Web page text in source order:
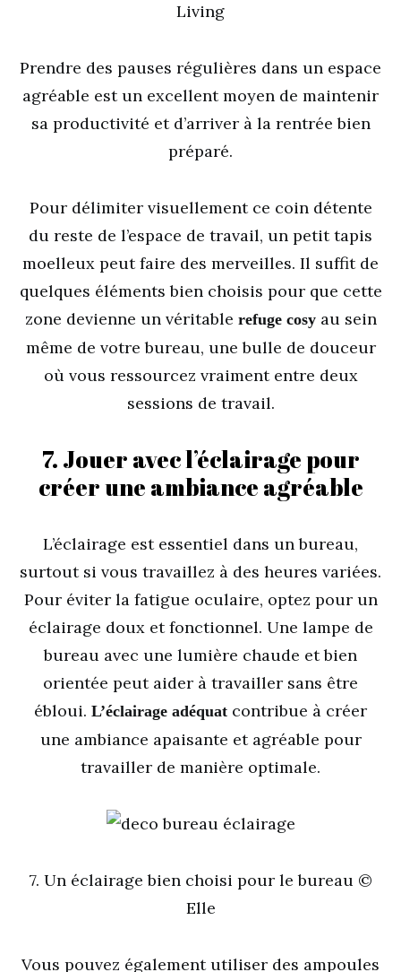
Living
Prendre des pauses régulières dans un espace
agréable est un excellent moyen de maintenir
sa productivité et d’arriver à la rentrée bien
préparé.
Pour délimiter visuellement ce coin détente
du reste de l’espace de travail, un petit tapis
moelleux peut faire des merveilles. Il suffit de
quelques éléments bien choisis pour que cette
zone devienne un véritable refuge cosyau sein
même de votre bureau, une bulle de douceur
où vous ressourcez vraiment entre deux
sessions de travail.
7. Jouer avec l’éclairage pour
créer une ambiance agréable
L’éclairage est essentiel dans un bureau,
surtout si vous travaillez à des heures variées.
Pour éviter la fatigue oculaire, optez pour un
éclairage doux et fonctionnel. Une lampe de
bureau avec une lumière chaude et bien
orientée peut aider à travailler sans être
ébloui. L’éclairage adéquat contribue à créer
une ambiance apaisante et agréable pour
travailler de manière optimale.
7. Un éclairage bien choisi pour le bureau ©
Elle
Vous pouvez également utiliser des ampoules